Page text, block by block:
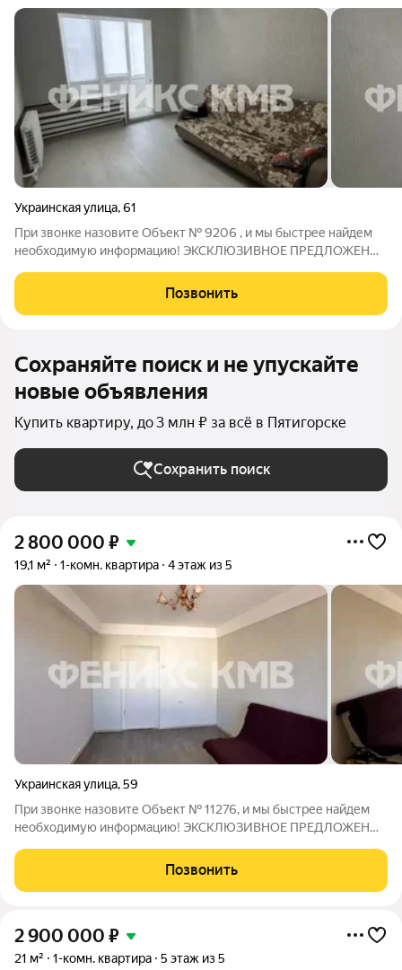
Украинская улица,61
При звонке назовите Объект № 9206 , и мы быстрее найдем
необходимую информацию! ЭКСКЛЮЗИВНОЕ ПРЕДЛОЖЕНИЕ
квартира в центре района Квартал! В квартире сделан свежий
косметический ремонт, все
Позвонить
Сохраняйте поиск и не упускайте
новые объявления
Купить квартиру, до 3 млн ₽ за всё в Пятигорске
Сохранить поиск
2 800 000 ₽
19,1 м² 1-комн. квартира 4 этаж из 5
Украинская улица,59
При звонке назовите Объект № 11276, и мы быстрее найдем
необходимую информацию! ЭКСКЛЮЗИВНОЕ ПРЕДЛОЖЕНИЕ
УКАЗАННОМУ В ОБЪЯВЛЕНИИ. Продаётся однокомнатная
малогабаритная квартира в центре района
Позвонить
2 900 000 ₽
21 м² 1-комн. квартира 5 этаж из 5